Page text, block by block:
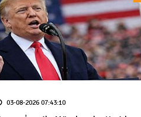
03-08-2026 07:43:10